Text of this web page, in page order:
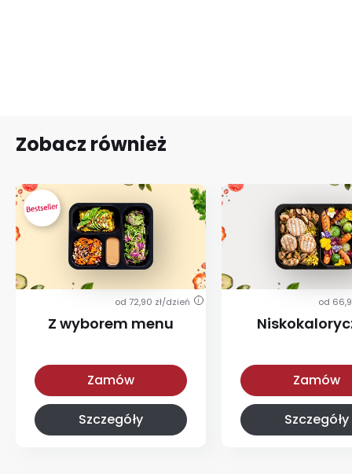
Zobacz również
od 72,90 zł/dzień i
Z wyborem menu
Zamów
Szczegóły
od
Zamów
Szczegóły